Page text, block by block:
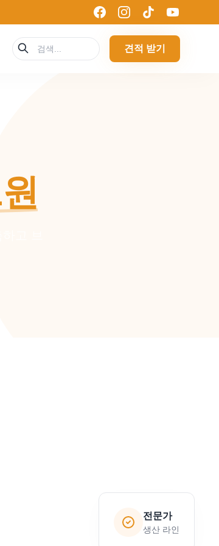
견적 받기
전문가
생산 라인